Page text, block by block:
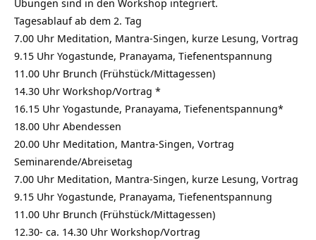
Tagesablauf ab dem 2. Tag
7.00 Uhr Meditation, Mantra-Singen, kurze Lesung, Vortrag
9.15 Uhr Yogastunde, Pranayama, Tiefenentspannung
11.00 Uhr Brunch (Frühstück/Mittagessen)
14.30 Uhr Workshop/Vortrag *
16.15 Uhr Yogastunde, Pranayama, Tiefenentspannung*
18.00 Uhr Abendessen
20.00 Uhr Meditation, Mantra-Singen, Vortrag
Seminarende/Abreisetag
7.00 Uhr Meditation, Mantra-Singen, kurze Lesung, Vortrag
9.15 Uhr Yogastunde, Pranayama, Tiefenentspannung
11.00 Uhr Brunch (Frühstück/Mittagessen)
12.30- ca. 14.30 Uhr Workshop/Vortrag